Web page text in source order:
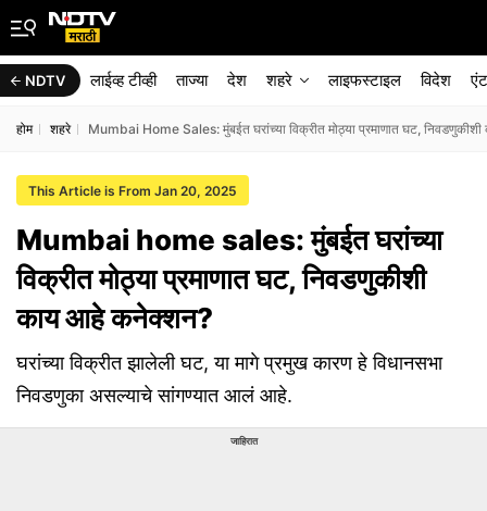
NDTV लाईव्ह टीव्ही ताज्या देश शहरे लाइफस्टाइल विदेश
होम शहरे Mumbai Home Sales: मुंबईत घरांच्या विक्रीत मोठ्या प्रमाणात घट,
This Article is From Jan 20, 2025
Mumbai home sales: मुंबईत घरांच्या
विक्रीत मोठ्या प्रमाणात घट, निवडणुकीशी
काय आहे कनेक्शन?
घरांच्या विक्रीत झालेली घट, या मागे प्रमुख कारण हे विधानसभा
निवडणुका असल्याचे सांगण्यात आलं आहे.
जाहिरात